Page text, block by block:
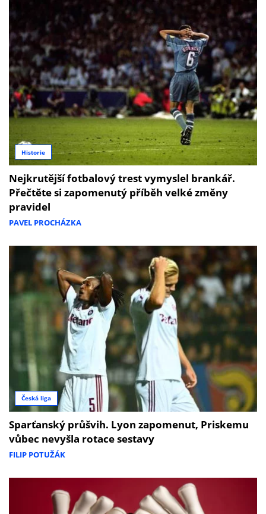
Historie
Nejkrutější fotbalový trest vymyslel brankář.
Přečtěte si zapomenutý příběh velké změny
pravidel
PAVEL PROCHÁZKA
Česká liga
Sparťanský průšvih. Lyon zapomenut, Priskemu
vůbec nevyšla rotace sestavy
FILIP POTUŽÁK